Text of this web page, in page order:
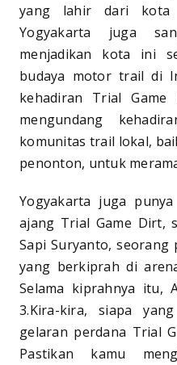
yang lahir dari
Yogyakarta juga
menjadikan kota ini
budaya motor trail di
kehadiran Trial
mengundang
komunitas trail lokal,
penonton, untuk
Yogyakarta juga
ajang Trial Game Dirt,
Sapi Suryanto, seorang
yang berkiprah di
Selama kiprahnya itu,
3.Kira-kira, siapa
gelaran perdana Trial
Pastikan kamu